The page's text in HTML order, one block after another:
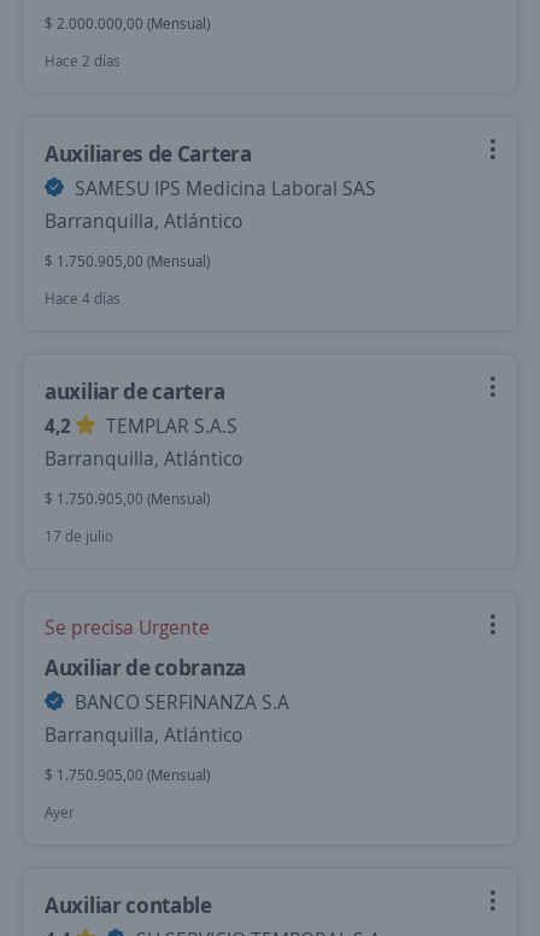
$ 2.000.000,00 (Mensual)
Hace 2 días
Auxiliares de Cartera
SAMESU IPS Medicina Laboral SAS
Barranquilla, Atlántico
$ 1.750.905,00 (Mensual)
Hace 4 días
auxiliar de cartera
4,2
TEMPLAR S.A.S
Barranquilla, Atlántico
$ 1.750.905,00 (Mensual)
17 de julio
Se precisa Urgente
Auxiliar de cobranza
BANCO SERFINANZA S.A
Barranquilla, Atlántico
$ 1.750.905,00 (Mensual)
Ayer
Auxiliar contable